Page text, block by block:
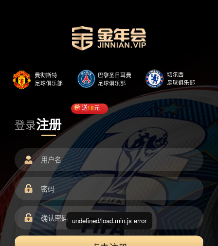
登录注册
送18元
undefined/load.min.js error